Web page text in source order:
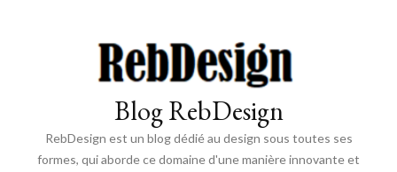
Blog RebDesign
RebDesign est un blog dédié au design sous toutes ses
formes, qui aborde ce domaine d'une manière innovante et